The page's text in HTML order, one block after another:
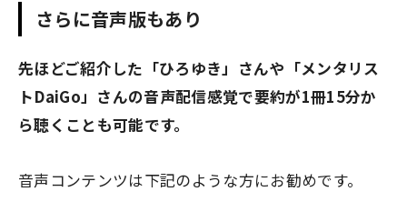
さらに音声版もあり
先ほどご紹介した「ひろゆき」さんや「メンタリス
トDaiGo」さんの音声配信感覚で要約が1冊15分か
ら聴くことも可能です。
音声コンテンツは下記のような方にお勧めです。